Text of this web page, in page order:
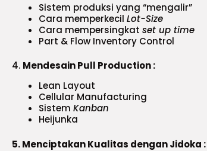
Sistem produksi yang “mengalir”
Cara memperkecil Lot-Size
Cara mempersingkat set up time
Part & Flow Inventory Control
4. Mendesain Pull Production :
Lean Layout
Cellular Manufacturing
Sistem Kanban
Heijunka
5. Menciptakan Kualitas dengan Jidoka :